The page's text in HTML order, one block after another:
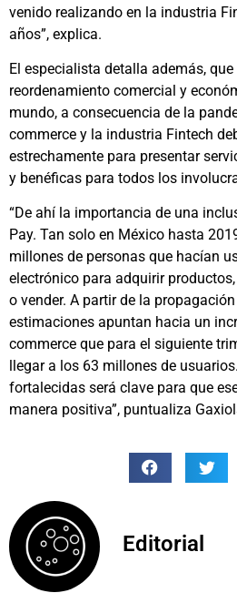
venido realizando en la industria
años”, explica.
El especialista detalla además,
reordenamiento comercial y
mundo, a consecuencia de la
commerce y la industria Fintech
estrechamente para presentar
y benéficas para todos los
“De ahí la importancia de una
Pay. Tan solo en México hasta
millones de personas que hacían
electrónico para adquirir
o vender. A partir de la propagación
estimaciones apuntan hacia un
commerce que para el siguiente
llegar a los 63 millones de
fortalecidas será clave para que
manera positiva”, puntualiza
Editorial